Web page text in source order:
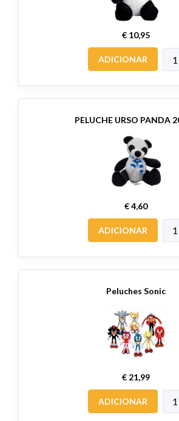
€ 10,95
ADICIONAR
PELUCHE URSO PANDA
€ 4,60
ADICIONAR
Peluches Sonic
€ 21,99
ADICIONAR